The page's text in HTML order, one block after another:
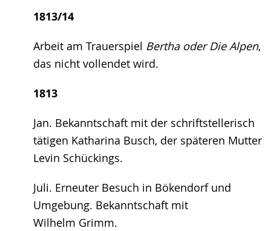
1813/14
Arbeit am Trauerspiel Bertha oder Die Alpen,
das nicht vollendet wird.
1813
Jan. Bekanntschaft mit der schriftstellerisch
tätigen Katharina Busch, der späteren Mutter
Levin Schückings.
Juli. Erneuter Besuch in Bökendorf und
Umgebung. Bekanntschaft mit
Wilhelm Grimm.